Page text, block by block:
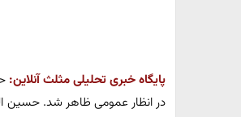
پایگاه خبری تحلیلی مثلث آنلاین:
در انظار عمومی ظاهر شد. حسین